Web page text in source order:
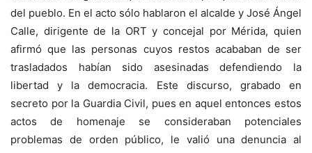
del pueblo. En el acto sólo hablaron el alcalde y José Ángel
Calle, dirigente de la ORT y concejal por Mérida, quien
afirmó que las personas cuyos restos acababan de ser
trasladados habían sido asesinadas defen­diendo la
libertad y la democracia. Este discurso, grabado en
secreto por la Guardia Civil, pues en aquel entonces estos
actos de homenaje se consideraban potenciales
problemas de orden público, le valió una denuncia al